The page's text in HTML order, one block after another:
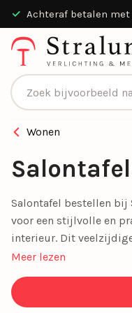
Achteraf betalen met
Producten zoeken
Wonen
Salontafel bestellen bij
voor een stijlvolle en
interieur. Dit
functionele plek voor je
woonkamer. Van
ontwerpen, bij
Meer lezen